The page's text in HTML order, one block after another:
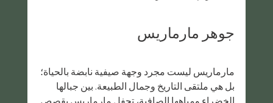
جوهر مارماريس
مارماريس ليست مجرد وجهة صيفية نابضة بالحياة؛
بل هي ملتقى التاريخ وجمال الطبيعة. بين جبالها
الخضراء ومياهها الصافية، تحفل مارماريس بقصص